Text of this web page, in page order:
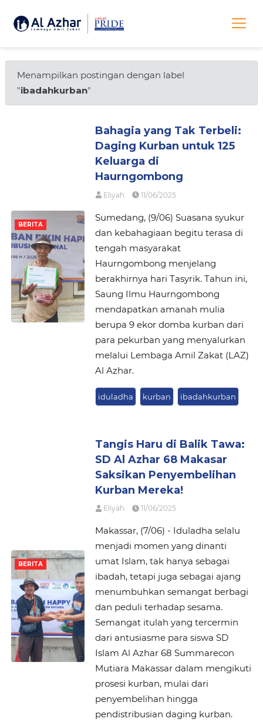
Menampilkan postingan dengan label
"ibadahkurban"
BERITA
Bahagia yang Tak Terbeli:
Daging Kurban untuk 125
Keluarga di
Haurngombong
Eliyah 11/06/2025
Sumedang, (9/06) Suasana syukur
dan kebahagiaan begitu terasa di
tengah masyarakat
Haurngombong menjelang
berakhirnya hari Tasyrik. Tahun ini,
Saung Ilmu Haurngombong
mendapatkan amanah mulia
berupa 9 ekor domba kurban dari
para pekurban yang menyalurkan
melalui Lembaga Amil Zakat (LAZ)
Al Azhar.
iduladha kurban ibadahkurban
BERITA
Tangis Haru di Balik Tawa:
SD Al Azhar 68 Makasar
Saksikan Penyembelihan
Kurban Mereka!
Eliyah 11/06/2025
Makassar, (7/06) - Iduladha selalu
menjadi momen yang dinanti
umat Islam, tak hanya sebagai
ibadah, tetapi juga sebagai ajang
menumbuhkan semangat berbagi
dan peduli terhadap sesama.
Semangat itulah yang tercermin
dari antusiasme para siswa SD
Islam Al Azhar 68 Summarecon
Mutiara Makassar dalam mengikuti
prosesi kurban, mulai dari
penyembelihan hingga
pendistribusian daging kurban.